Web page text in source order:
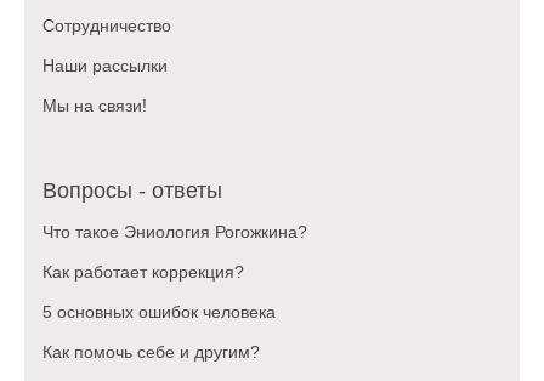
Сотрудничество
Наши рассылки
Мы на связи!
Вопросы - ответы
Что такое Эниология Рогожкина?
Как работает коррекция?
5 основных ошибок человека
Как помочь себе и другим?